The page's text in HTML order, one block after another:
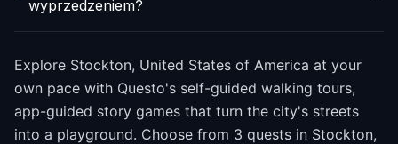
wyprzedzeniem?
Explore Stockton, United States of America at your
own pace with Questo's self-guided walking tours,
app-guided story games that turn the city's streets
into a playground. Choose from 3 quests in Stockton,